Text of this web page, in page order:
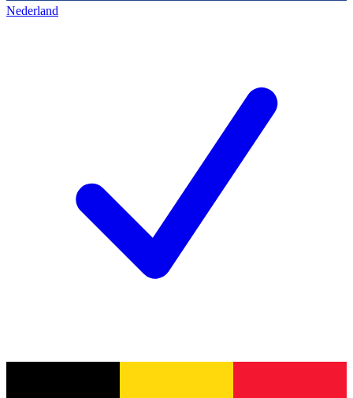
Nederland